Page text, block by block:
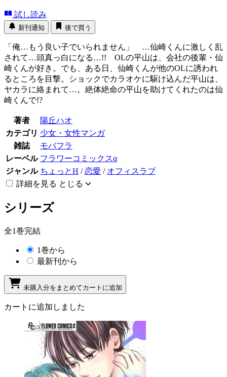
試し読み
新刊通知 後で買う
「俺…もう良い子でいられません」 …仙崎くんに激しく乱
されて…頭真っ白になる…!! OLの平山は、会社の後輩・仙
崎くんが好き。でも、ある日、仙崎くんが他のOLに誘われ
るところを目撃。ショックでカラオケに駆け込んだ平山は、
ヤカラに絡まれて…。絶体絶命の平山を助けてくれたのは仙
崎くんで!?
著者
陽丘ハオ
カテゴリ 少女・女性マンガ
雑誌
モバフラ
レーベル フラワーコミックスα
ジャンル ちょっとH /恋愛 / オフィスラブ
詳細を見る とじる
シリーズ
全1巻完結
1巻から
最新刊から
未購入分をまとめてカートに追加
カートに追加しました